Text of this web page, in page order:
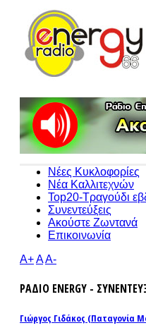
Νέες Κυκλοφορίες
Νέα Καλλιτεχνών
Top20-Τραγούδι
Συνεντεύξεις
Ακούστε Ζωντανά
Επικοινωνία
A+AA-
ΡΑΔΙΟ ENERGY -
Γιώργος Γιδάκος (Παταγονία